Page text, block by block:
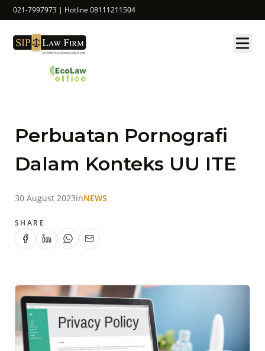
021-7997973 | Hotline 08111211504
Perbuatan Pornografi
Dalam Konteks UU ITE
30 August 2023inNEWS
SHARE